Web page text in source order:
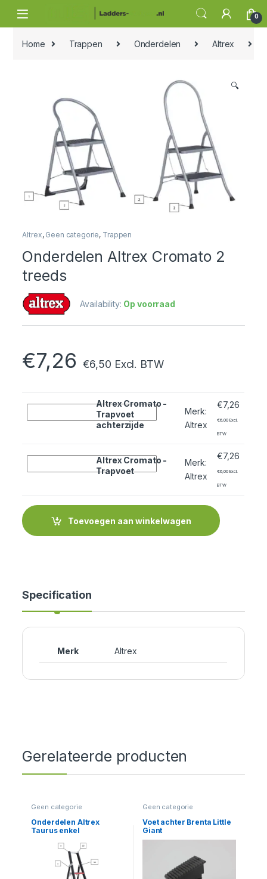
0
Home Trappen Onderdelen Altrex
🔍
Altrex, Geen categorie, Trappen
Onderdelen Altrex Cromato 2
treeds
Availability: Op voorraad
€7,26 €6,50 Excl. BTW
Altrex Cromato -
Trapvoet
achterzijde
Merk:
Altrex
€7,26
€6,00Excl.
BTW
Altrex Cromato -
Trapvoet
Merk:
Altrex
€7,26
€6,00Excl.
BTW
Toevoegen aan winkelwagen
Specification
Merk Altrex
Gerelateerde producten
Geen categorie
Onderdelen Altrex
Taurus enkel
Geen categorie
Voet achter Brenta Little
Giant